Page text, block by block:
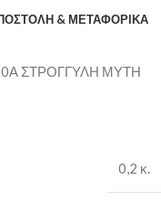
& ΜΕΤΑΦΟΡΙΚΆ
ΣΤΡΟΓΓΥΛΗ ΜΥΤΗ
0,2 κ.